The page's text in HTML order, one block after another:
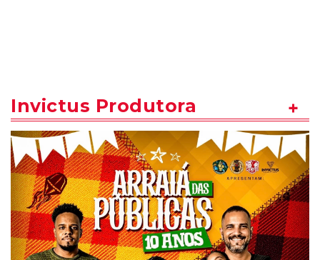
Invictus Produtora